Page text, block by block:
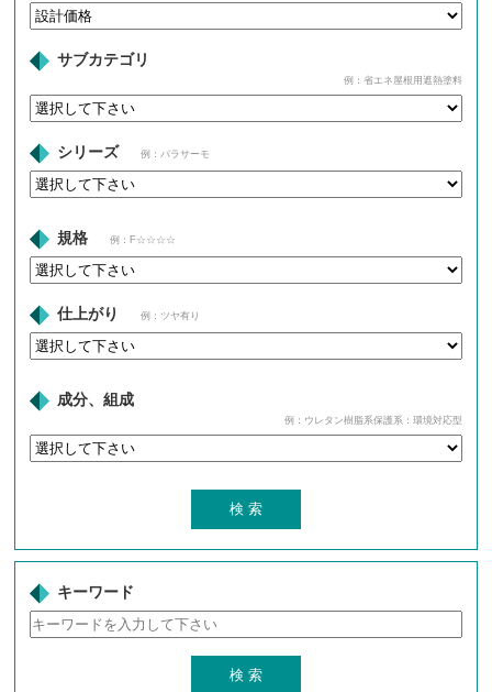
サブカテゴリ
例：省エネ屋根用遮熱塗料
シリーズ 例：パラサーモ
規格 例：F☆☆☆☆
仕上がり 例：ツヤ有り
成分、組成
例：ウレタン樹脂系保護系：環境対応型
キーワード